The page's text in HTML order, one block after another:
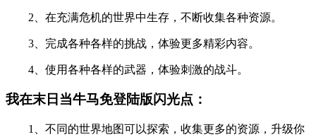
2、在充满危机的世界中生存，不断收集各种资源。
3、完成各种各样的挑战，体验更多精彩内容。
4、使用各种各样的武器，体验刺激的战斗。
我在末日当牛马免登陆版闪光点：
1、不同的世界地图可以探索，收集更多的资源，升级你